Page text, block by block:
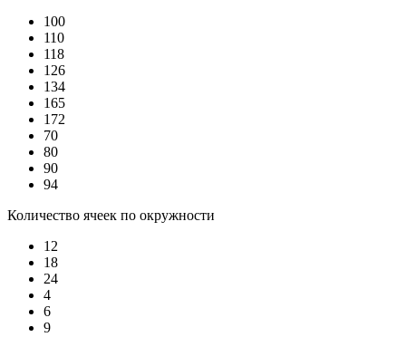
100
110
118
126
134
165
172
70
80
90
94
Количество ячеек по окружности
12
18
24
4
6
9